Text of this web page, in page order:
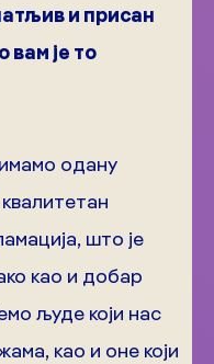
и присан
вам је то
одану
што је
као и добар
људе који нас
као и оне који